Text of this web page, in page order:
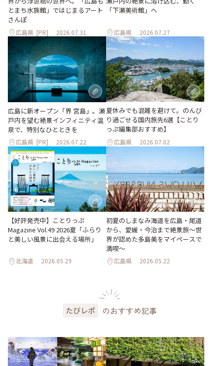
とまち水族館」ではじまるアート
さんぽ
広島県 [PR] 2026.07.31
「下瀬美術館」へ
広島県 2026.07.27
広島に新オープン「界 宮島」。瀬
戸内を望む絶景インフィニティ温
泉で、特別なひとときを
広島県 [PR] 2026.07.22
夏休みでも混雑を避けて。のんび
り過ごせる国内旅先6選【ことり
っぷ編集部おすすめ】
広島県 2026.07.02
【好評発売中】ことりっぷ
Magazine Vol.49 2026夏「ふらり
と美しい風景に出会える場所」
北海道 2026.05.29
初夏のしまなみ海道を広島・尾道
から、愛媛・今治まで絶景旅〜世
界が認めた多島美をマイペースで
満喫〜
広島県 2026.05.22
たびレポ のおすすめ記事